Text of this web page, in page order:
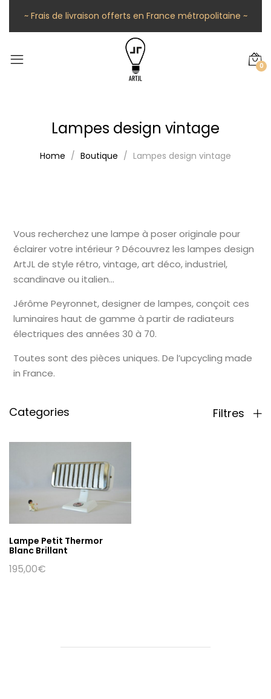
~ Frais de livraison offerts en France métropolitaine ~
0
Lampes design vintage
Home Boutique Lampes design vintage
Vous recherchez une lampe à poser originale pour
éclairer votre intérieur ? Découvrez les lampes design
ArtJL de style rétro, vintage, art déco, industriel,
scandinave ou italien…
Jérôme Peyronnet, designer de lampes, conçoit ces
luminaires haut de gamme à partir de radiateurs
électriques des années 30 à 70.
Toutes sont des pièces uniques. De l’upcycling made
in France.
Categories Filtres
Lampe Petit Thermor
Blanc Brillant
195,00€